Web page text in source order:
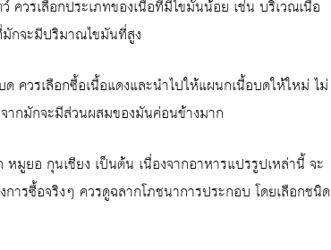
ควรเลือกประเภทของเนื้อที่มีไขมันน้อย เช่น บริเวณเนื้อ
มักจะมีปริมาณไขมันที่สูง
ควรเลือกซื้อเนื้อแดงและนำไปให้แผนกเนื้อบดให้ใหม่ ไม่
ากมักจะมีส่วนผสมของมันค่อนข้างมาก
มูยอ กุนเชียง เป็นต้น เนื่องจากอาหารแปรรูปเหล่านี้ จะ
ารซื้อจริงๆ ควรดูฉลากโภชนาการประกอบ โดยเลือกชนิด